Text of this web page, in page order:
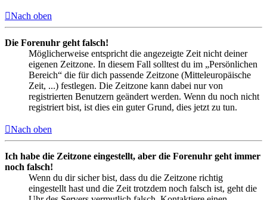
Nach oben
Die Forenuhr geht falsch!
Möglicherweise entspricht die angezeigte Zeit nicht deiner
eigenen Zeitzone. In diesem Fall solltest du im „Persönlichen
Bereich“ die für dich passende Zeitzone (Mitteleuropäische
Zeit, ...) festlegen. Die Zeitzone kann dabei nur von
registrierten Benutzern geändert werden. Wenn du noch nicht
registriert bist, ist dies ein guter Grund, dies jetzt zu tun.
Nach oben
Ich habe die Zeitzone eingestellt, aber die Forenuhr geht immer
noch falsch!
Wenn du dir sicher bist, dass du die Zeitzone richtig
eingestellt hast und die Zeit trotzdem noch falsch ist, geht die